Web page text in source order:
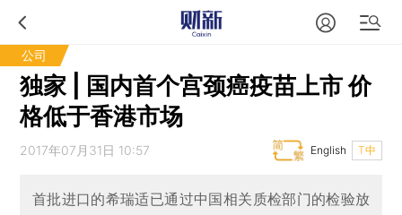
公司
独家 | 国内首个宫颈癌疫苗上市 价
格低于香港市场
2017年07月31日 10:57 T中
English
首批进口的希瑞适已通过中国相关质检部门的检验放